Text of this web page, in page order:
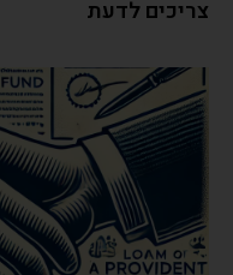
צריכים לדעת